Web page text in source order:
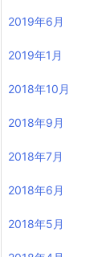
2019年6月
2019年1月
2018年10月
2018年9月
2018年7月
2018年6月
2018年5月